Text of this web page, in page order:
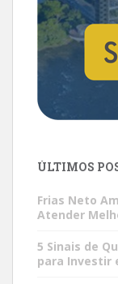
ÚLTIMOS
Frias Neto
Atender
5 Sinais de
para Investir